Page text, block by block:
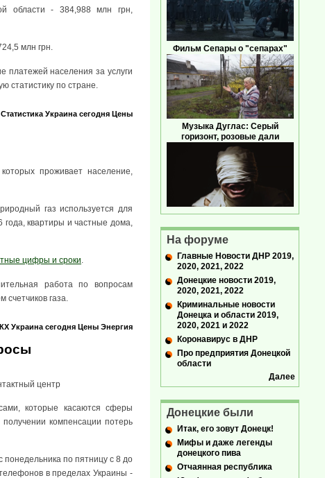
области - 384,988 млн грн,
млн грн.
платежей населения за услуги
статистику по стране.
Статистика Украина сегодня Цены
проживает население,
газ используется для
квартиры и частные дома,
цифры и сроки.
работа по вопросам
газа.
Украина сегодня Цены Энергия
центр
которые касаются сферы
компенсации потерь
по пятницу с 8 до
в пределах Украины -
Фильм Сепары о "сепарах"
Музыка Дуглас: Серый
горизонт, розовые дали
На форуме
Главные Новости ДНР 2019,
2020, 2021, 2022
Донецкие новости 2019,
2020, 2021, 2022
Криминальные новости
Донецка и области 2019,
2020, 2021 и 2022
Коронавирус в ДНР
Про предприятия Донецкой
области
Далее
Донецкие были
Итак, его зовут Донецк!
Мифы и даже легенды
донецкого пива
Отчаянная республика